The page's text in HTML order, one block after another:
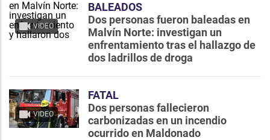
VIDEO
BALEADOS
Dos personas fueron baleadas en
Malvín Norte: investigan un
enfrentamiento tras el hallazgo de
dos ladrillos de droga
VIDEO
FATAL
Dos personas fallecieron
carbonizadas en un incendio
ocurrido en Maldonado